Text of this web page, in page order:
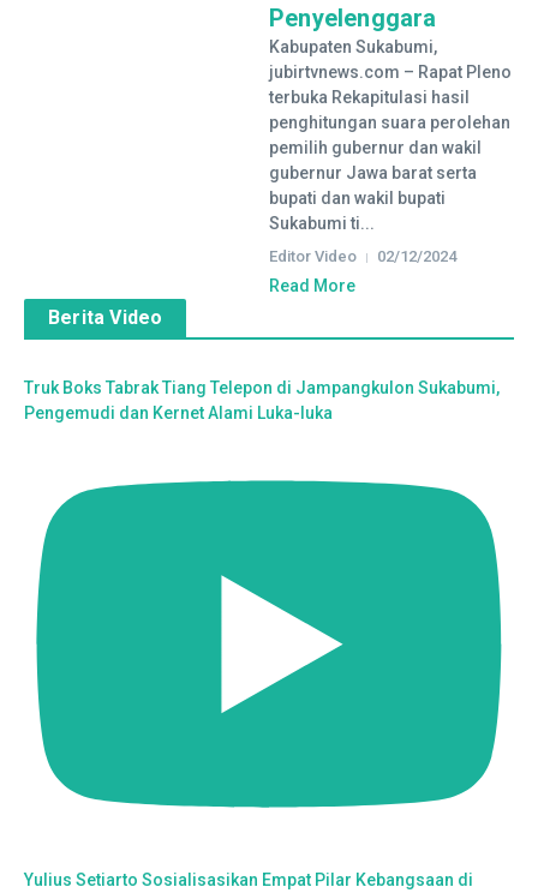
Penyelenggara
Kabupaten Sukabumi,
jubirtvnews.com – Rapat Pleno
terbuka Rekapitulasi hasil
penghitungan suara perolehan
pemilih gubernur dan wakil
gubernur Jawa barat serta
bupati dan wakil bupati
Sukabumi ti...
Editor Video 02/12/2024
Read More
Berita Video
Truk Boks Tabrak Tiang Telepon di Jampangkulon Sukabumi,
Pengemudi dan Kernet Alami Luka-luka
Yulius Setiarto Sosialisasikan Empat Pilar Kebangsaan di